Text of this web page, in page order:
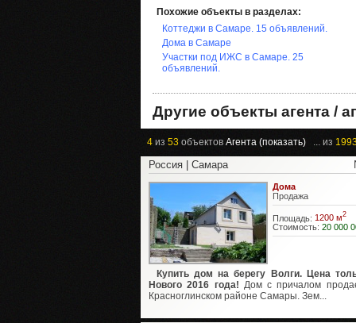
Похожие объекты в разделах:
Коттеджи в Самаре. 15 объявлений.
Дома в Самаре
Участки под ИЖС в Самаре. 25
объявлений.
Другие объекты агента /
4 из 53 объектов Агента (показать) ... из
Россия | Самара
Дома
Продажа
Площадь: 1200 м2
Стоимость: 20 000
Купить дом на берегу Волги. Цена
Нового 2016 года! Дом с причалом
Красноглинском районе Самары. Зем...